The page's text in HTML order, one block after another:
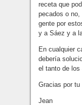
receta que
pecados o no,
gente por
y a Sáez y a
En cualquier
debería
el tanto de los
Gracias por tu
Jean